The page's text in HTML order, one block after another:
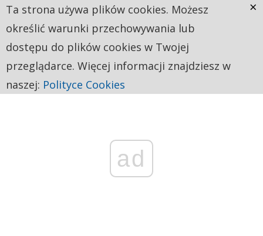
ad
Ta strona używa plików cookies. Możesz
określić warunki przechowywania lub
dostępu do plików cookies w Twojej
przeglądarce. Więcej informacji znajdziesz w
naszej: Polityce Cookies
×